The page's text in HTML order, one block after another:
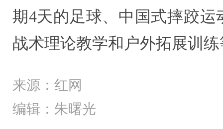
期4天的足球、中国式摔跤
战术理论教学和户外拓展训
来源：红网
编辑：朱曙光